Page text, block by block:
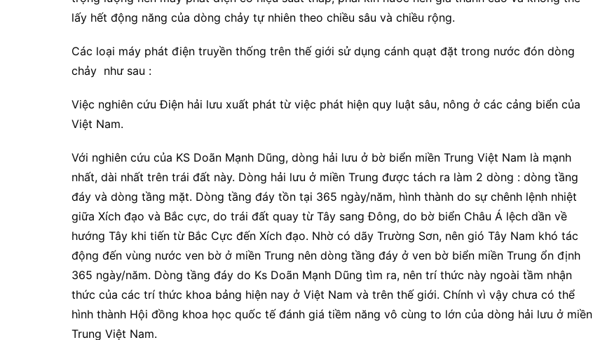
lấy hết động năng của dòng chảy tự nhiên theo chiều sâu và chiều rộng.
Các loại máy phát điện truyền thống trên thế giới sử dụng cánh quạt đặt trong nước đón dòng
chảy như sau :
Việc nghiên cứu Điện hải lưu xuất phát từ việc phát hiện quy luật sâu, nông ở các cảng biển của
Việt Nam.
Với nghiên cứu của KS Doãn Mạnh Dũng, dòng hải lưu ở bờ biển miền Trung Việt Nam là mạnh
nhất, dài nhất trên trái đất này. Dòng hải lưu ở miền Trung được tách ra làm 2 dòng : dòng tầng
đáy và dòng tầng mặt. Dòng tầng đáy tồn tại 365 ngày/năm, hình thành do sự chênh lệnh nhiệt
giữa Xích đạo và Bắc cực, do trái đất quay từ Tây sang Đông, do bờ biển Châu Á lệch dần về
hướng Tây khi tiến từ Bắc Cực đến Xích đạo. Nhờ có dãy Trường Sơn, nên gió Tây Nam khó tác
động đến vùng nước ven bờ ở miền Trung nên dòng tầng đáy ở ven bờ biển miền Trung ổn định
365 ngày/năm. Dòng tầng đáy do Ks Doãn Mạnh Dũng tìm ra, nên trí thức này ngoài tầm nhận
thức của các trí thức khoa bảng hiện nay ở Việt Nam và trên thế giới. Chính vì vậy chưa có thể
hình thành Hội đồng khoa học quốc tế đánh giá tiềm năng vô cùng to lớn của dòng hải lưu ở miền
Trung Việt Nam.